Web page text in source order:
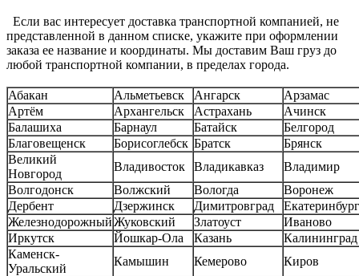
Если вас интересует доставка транспортной компанией, не
представленной в данном списке, укажите при оформлении
заказа ее название и координаты. Мы доставим Ваш груз до
любой транспортной компании, в пределах города.
Абакан Альметьевск Ангарск
Арзамас
Артём
Архангельск Астрахань
Ачинск
Балашиха
Барнаул Батайск
Белгород
Благовещенск
Борисоглебск Братск
Брянск
Великий
Новгород
Владивосток Владикавказ
Владимир
Волгодонск
Волжский Вологда
Воронеж
Дербент
Дзержинск Димитровград
Екатеринбург
ЖелезнодорожныйЖуковский Златоуст
Иваново
Иркутск
Йошкар-Ола Казань
Калининград
Каменск-
Уральский
Камышин Кемерово Киров